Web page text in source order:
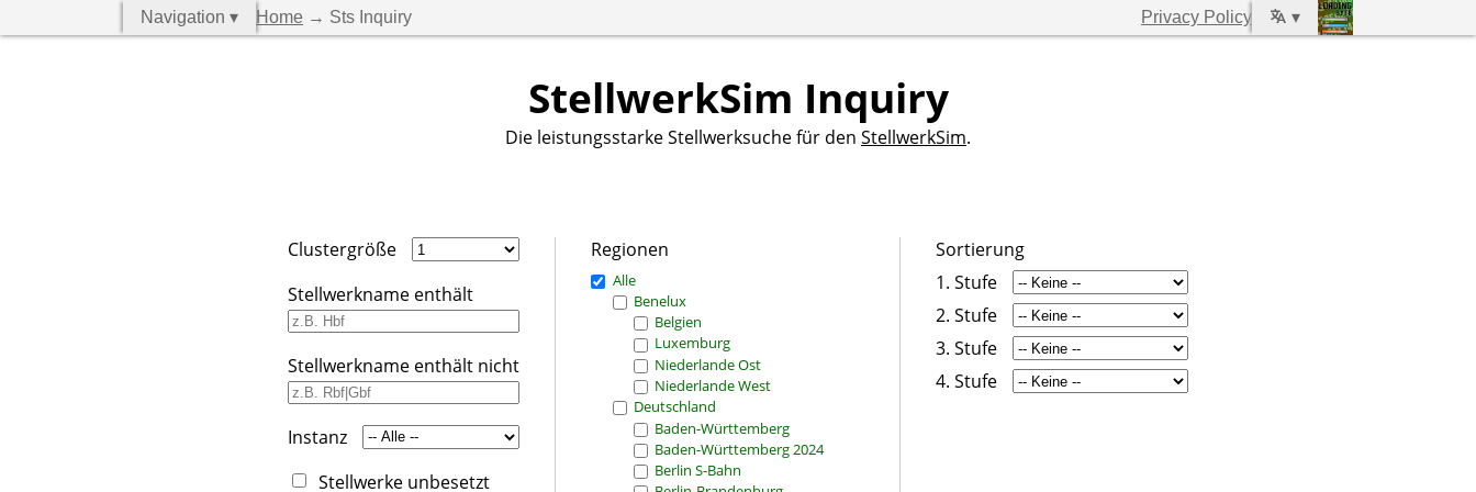
Navigation ▾ Home → Sts Inquiry Privacy Policy ▾
StellwerkSim Inquiry
Die leistungsstarke Stellwerksuche für den StellwerkSim.
Clustergröße
Stellwerkname enthält
Stellwerkname enthält nicht
Instanz
Stellwerke unbesetzt
Regionen
Alle
Benelux
Belgien
Luxemburg
Niederlande Ost
Niederlande West
Deutschland
Baden-Württemberg
Baden-Württemberg 2024
Berlin S-Bahn
Sortierung
1. Stufe
2. Stufe
3. Stufe
4. Stufe